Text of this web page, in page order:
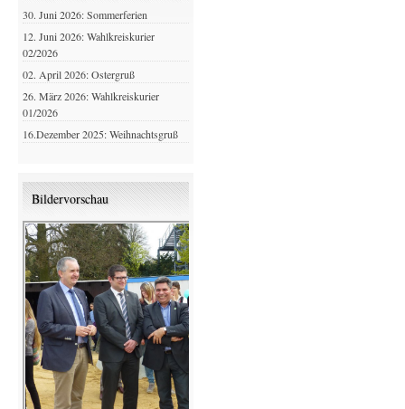
30. Juni 2026: Sommerferien
12. Juni 2026: Wahlkreiskurier
02/2026
02. April 2026: Ostergruß
26. März 2026: Wahlkreiskurier
01/2026
16.Dezember 2025: Weihnachtsgruß
Bildervorschau